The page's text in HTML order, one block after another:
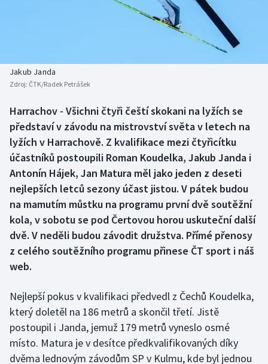
Biatlon
Box
Curling
Dostihy
Florbal
Futsal
Golf
Gymnastika
Házená
Jezdectví
Aplikace ČT sport
Jakub Janda
Zdroj: ČTK/Radek Petrášek
Harrachov - Všichni čtyři čeští skokani na lyžích se
představí v závodu na mistrovství světa v letech na
lyžích v Harrachově. Z kvalifikace mezi čtyřicítku
účastníků postoupili Roman Koudelka, Jakub Janda i
Antonín Hájek, Jan Matura měl jako jeden z deseti
nejlepších letců sezony účast jistou. V pátek budou
na mamutím můstku na programu první dvě soutěžní
kola, v sobotu se pod Čertovou horou uskuteční další
dvě. V neděli budou závodit družstva. Přímé přenosy
z celého soutěžního programu přinese ČT sport i náš
web.
Nejlepší pokus v kvalifikaci předvedl z Čechů Koudelka,
který doletěl na 186 metrů a skončil třetí. Jistě
postoupil i Janda, jemuž 179 metrů vyneslo osmé
místo. Matura je v desítce předkvalifikovaných díky
dvěma lednovým závodům SP v Kulmu, kde byl jednou